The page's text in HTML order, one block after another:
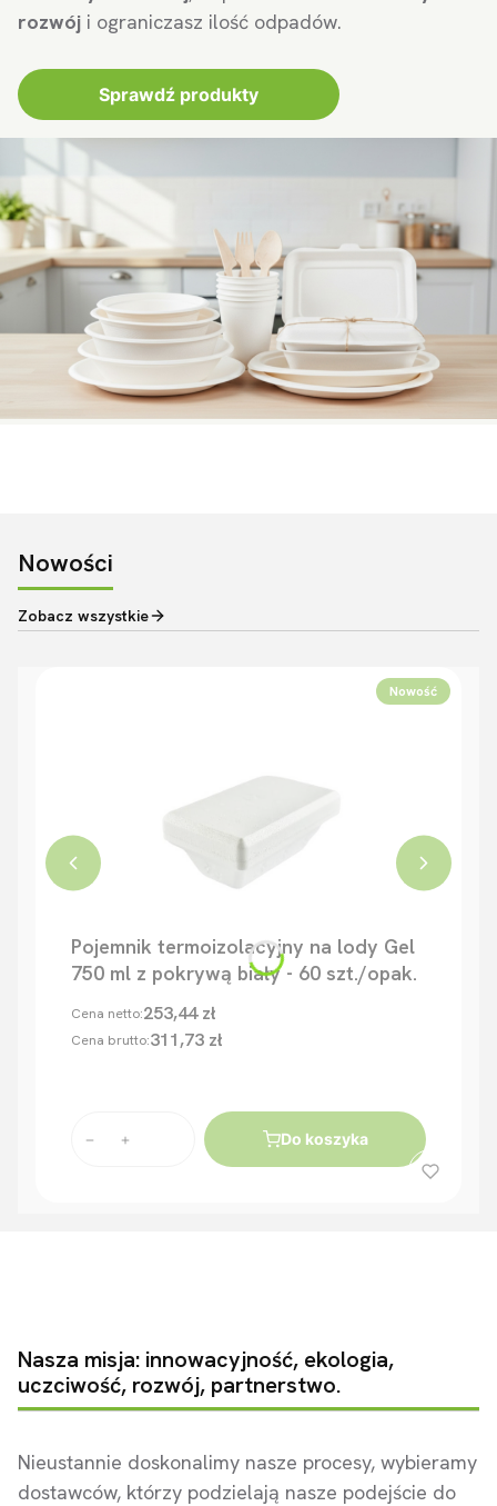
rozwój i ograniczasz ilość odpadów.
Sprawdź produkty
Nowości
Zobacz wszystkie
Nowość
Pojemnik termoizolacyjny na lody Gel
750 ml z pokrywą biały - 60 szt./opak.
Cena netto:253,44 zł
Cena brutto:311,73 zł
Do koszyka
Nasza misja: innowacyjność, ekologia,
uczciwość, rozwój, partnerstwo.
Nieustannie doskonalimy nasze procesy, wybieramy
dostawców, którzy podzielają nasze podejście do